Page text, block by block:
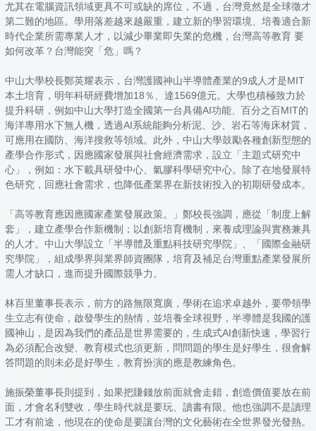
尤其在電腦資訊領域更具不可或缺的席位，不過，台灣竟然是全球徵才
第二難的地區。學用落差越來越嚴重，建立新的學習環境、培養適合新
時代企業所需專業人才，以減少畢業即失業的危機，台灣高等教育 要
如何改革？台灣能突「危」嗎？
中山大學校長鄭英耀表示，台灣護國神山半導體產業的9成人才是MIT
本土培育，明年科研經費增加18％、達1569億元。大學也積極致力於
提升科研，例如中山大學打造全國第一台具備AI功能、百分之百MIT的
海洋專用水下無人機，透過AI系統能夠分析泥、沙、岩石等海床材質，
可應用在國防、海洋搜救等領域。此外，中山大學鼓勵各種創新型態的
產學合作形式，因應國家發展與社會經濟需求，設立「主題式研究中
心」，例如：水下載具研發中心、氣膠科學研究中心。除了在地發展特
色研究，回應社會需求，也降低產業界在新技術投入的初期研發成本。
「高等教育應因應國家產業發展政策。」鄭校長強調，應從「制度上解
套」，建立產學合作新機制；以創新培育機制，來養成理論與實務兼具
的人才。中山大學設立「半導體及重點科技研究學院」、「國際金融研
究學院」，組成學界與業界師資團隊，培育及補足台灣重點產業發展所
需人才缺口，進而提升國際競爭力。
林百里董事長表示，前方的路無限寬廣，學術在追求卓越外，要帶領學
生立志有使命，啟發學生的熱情，並培養全球視野，半導體是我國的護
國神山，是因為我們的產品是世界需要的，生成式AI創新快速，學習行
為必須配合改變、教育模式也須更新，問問題的學生是好學生，很會解
答問題的則未必是好學生，教育扮演的應是教練角色。
施振榮董事長則提到，如果把賺錢放前面就會走錯，創造價值要放在前
面，才會名利雙收，學生時代就是要玩、讀書有限。他也強調不是讀理
工才有前途，他現在的使命是要讓台灣的文化藝術在全世界發光發熱。